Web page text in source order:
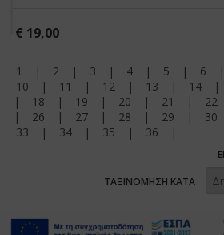
€ 19,00
1 | 2 | 3 | 4 | 5 | 6 |
10
| 11 | 12 | 13 | 14 |
|
18 | 19 | 20 | 21 | 22
|
26 | 27 | 28 | 29 | 30
33
| 34 | 35 | 36 |
ΤΑΞΙΝΟΜΗΣΗ ΚΑΤΑ